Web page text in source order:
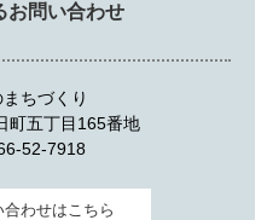
お問い合わせ
ちづくり
町五丁目165番地
52-7918
わせはこちら